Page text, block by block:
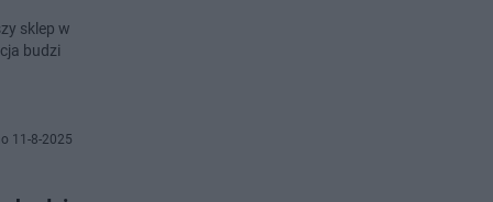
sklep w
budzi
11-8-2025